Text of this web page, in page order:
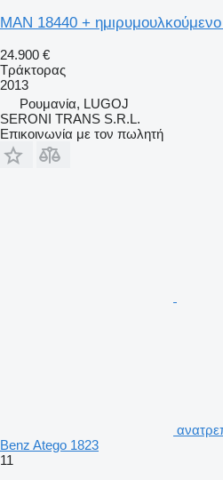
MAN 18440 +
24.900 €
Τράκτορας
2013
Ρουμανία, LUGOJ
SERONI TRANS S.R.L.
Επικοινωνία με τον πωλητή
Benz Atego 1823
11